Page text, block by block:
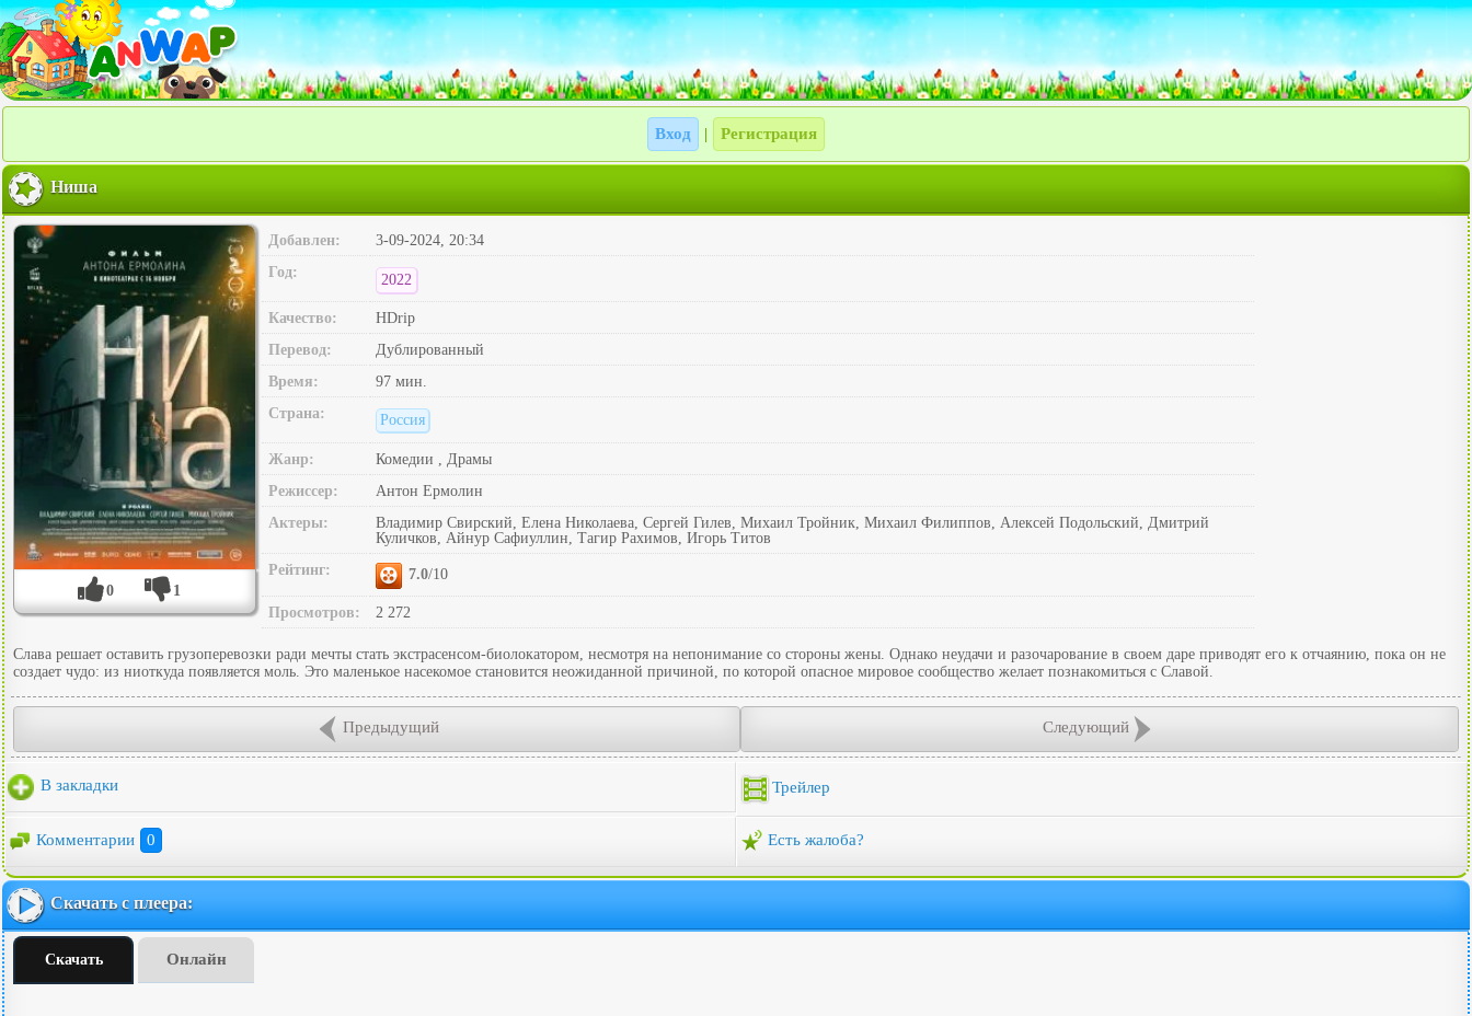
Вход Регистрация
Ниша
0 1
Добавлен:
3-09-2024, 20:34
Год:
2022
Качество:
HDrip
Перевод:
Дублированный
Время:
97 мин.
Страна:
Россия
Жанр:
Комедии , Драмы
Режиссер:
Антон Ермолин
Актеры:
Владимир Свирский, Елена Николаева, Сергей Гилев, Михаил Тройник, Михаил Филиппов, Алексей Подольский, Дмитрий
Куличков, Айнур Сафиуллин, Тагир Рахимов, Игорь Титов
Рейтинг:
7.0/10
Просмотров: 2 272
Слава решает оставить грузоперевозки ради мечты стать экстрасенсом-биолокатором, несмотря на непонимание со стороны жены. Однако неудачи и разочарование в своем даре приводят его к отчаянию, пока он не
создает чудо: из ниоткуда появляется моль. Это маленькое насекомое становится неожиданной причиной, по которой опасное мировое сообщество желает познакомиться с Славой.
Предыдущий Следующий
В закладки Трейлер
Комментарии 0 Есть жалоба?
Скачать с плеера:
Скачать Онлайн